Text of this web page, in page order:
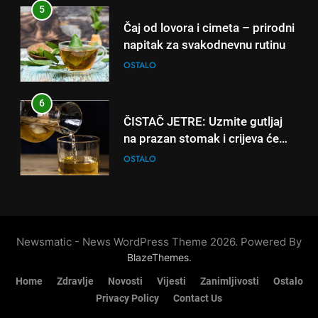
na prazan stomak i crijeva će
raditi kao sat, zaboravit ćete na
loše varenje
OSTALO
7
preokupacija: Ljudi rođeni u ova
tri znaka najviše vole ogovarati
8
5
Čaj od lovora i cimeta – prirodni
napitak za svakodnevnu rutinu
OSTALO
6
ČISTAČ JETRE: Uzmite gutljaj
na prazan stomak i crijeva će
raditi kao sat, zaboravit ćete na
OSTALO
tri znaka najviše vole ogovarati
OSTALO
Newsmatic - News WordPress Theme 2026. Powered By
BlazeThemes.
Home Zdravlje Novosti Vijesti Zanimljivosti
Ostalo
Privacy Policy
Contact Us